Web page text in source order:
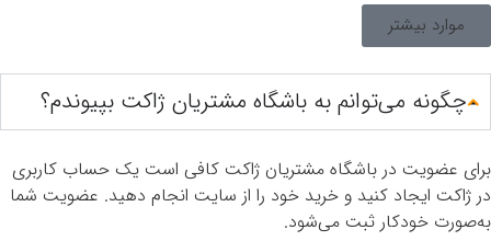
موارد بیشتر
چگونه می‌توانم به باشگاه مشتریان ژاکت بپیوندم؟
برای عضویت در باشگاه مشتریان ژاکت کافی است یک حساب کاربری
در ژاکت ایجاد کنید و خرید خود را از سایت انجام دهید. عضویت شما
به‌صورت خودکار ثبت می‌شود.